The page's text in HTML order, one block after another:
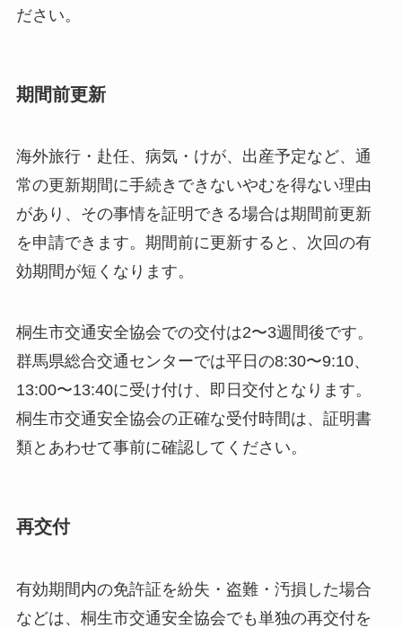
ださい。
期間前更新
海外旅行・赴任、病気・けが、出産予定など、通
常の更新期間に手続きできないやむを得ない理由
があり、その事情を証明できる場合は期間前更新
を申請できます。期間前に更新すると、次回の有
効期間が短くなります。
桐生市交通安全協会での交付は2〜3週間後です。
群馬県総合交通センターでは平日の8:30〜9:10、
13:00〜13:40に受け付け、即日交付となります。
桐生市交通安全協会の正確な受付時間は、証明書
類とあわせて事前に確認してください。
再交付
有効期間内の免許証を紛失・盗難・汚損した場合
などは、桐生市交通安全協会でも単独の再交付を